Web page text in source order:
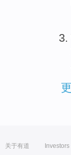
关于有道 Investors